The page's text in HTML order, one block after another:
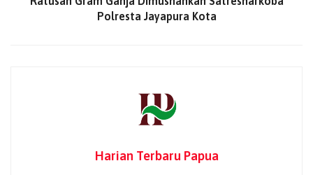
kegiatan menyampaikan, kegiatan tersebut menjadi salah
satu bentuk pembinaan internal Polri dalam membangun
“Dengan pembinaan rohani yang rutin, diharapkan setiap
anggota Polri mampu menjalankan tugas dan tanggung
jawab dengan penuh keikhlasan, integritas, dan rasa
tanggung jawab kepada masyarakat,” ungkapnya.
Polresta Jayapura Kota
Harian Terbaru Papua